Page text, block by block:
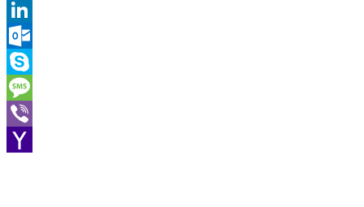
Gmail
LinkedIn
Outlook.com
Skype
Message
Viber